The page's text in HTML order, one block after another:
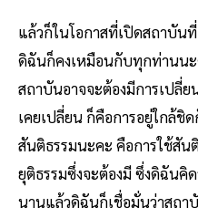
แล้วก็ในโอกาสที่เปิดสถาบั
ดิฉันก็คงเหมือนกับทุกท่านนะ
สถาบันอาจจะต้องมีการเปลี่
เคยเปลี่ยน ก็คือการอยู่ใกล้
สันติธรรมนะคะ คือการใช้สั
ยุติธรรมซึ่งจะต้องมี ซึ่งดิฉันคิ
นานแล้วดิฉันก็เชื่อมั่นว่าสถา